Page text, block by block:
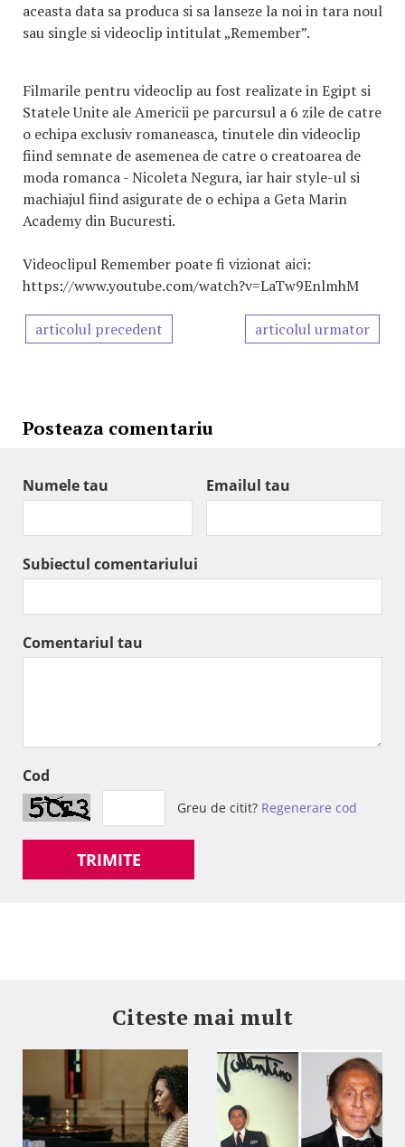
aceasta data sa produca si sa lanseze la noi in tara noul
sau single si videoclip intitulat „Remember”.
Filmarile pentru videoclip au fost realizate in Egipt si
Statele Unite ale Americii pe parcursul a 6 zile de catre
o echipa exclusiv romaneasca, tinutele din videoclip
fiind semnate de asemenea de catre o creatoarea de
moda romanca - Nicoleta Negura, iar hair style-ul si
machiajul fiind asigurate de o echipa a Geta Marin
Academy din Bucuresti.
Videoclipul Remember poate fi vizionat aici:
https://www.youtube.com/watch?v=LaTw9EnlmhM
articolul precedent articolul urmator
Posteaza comentariu
Numele tau Emailul tau
Subiectul comentariului
Comentariul tau
Cod
Greu de citit? Regenerare cod
TRIMITE
Citeste mai mult